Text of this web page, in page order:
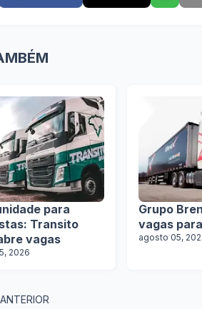
para
Transito
vagas
2026
Grupo
vagas
agosto 05,